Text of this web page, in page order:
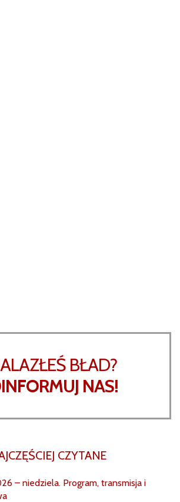
BŁAD?
NAS!
CZYTANE
– niedziela. Program, transmisja i